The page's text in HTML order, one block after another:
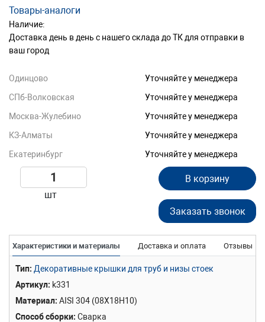
Товары-аналоги
Наличие:
Доставка день в день с нашего склада до ТК для отправки в
ваш город
Одинцово
Уточняйте у менеджера
СПб-Волковская
Уточняйте у менеджера
Москва-Жулебино
Уточняйте у менеджера
КЗ-Алматы
Уточняйте у менеджера
Екатеринбург
Уточняйте у менеджера
шт
В корзину
Заказать звонок
Характеристики и материалы Доставка и оплата Отзывы
Тип Декоративные крышки для труб и низы стоек
Артикул k331
Материал AISI 304 (08Х18Н10)
Способ сборки Сварка